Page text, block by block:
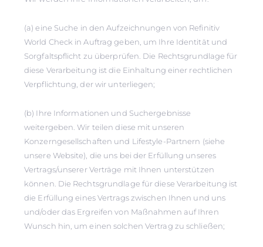
(a) eine Suche in den Aufzeichnungen von Refinitiv
World Check in Auftrag geben, um Ihre Identität und
Sorgfaltspflicht zu überprüfen. Die Rechtsgrundlage für
diese Verarbeitung ist die Einhaltung einer rechtlichen
Verpflichtung, der wir unterliegen;
(b) Ihre Informationen und Suchergebnisse
weitergeben. Wir teilen diese mit unseren
Konzerngesellschaften und Lifestyle-Partnern (siehe
unsere Website), die uns bei der Erfüllung unseres
Vertrags/unserer Verträge mit Ihnen unterstützen
können. Die Rechtsgrundlage für diese Verarbeitung ist
die Erfüllung eines Vertrags zwischen Ihnen und uns
und/oder das Ergreifen von Maßnahmen auf Ihren
Wunsch hin, um einen solchen Vertrag zu schließen;